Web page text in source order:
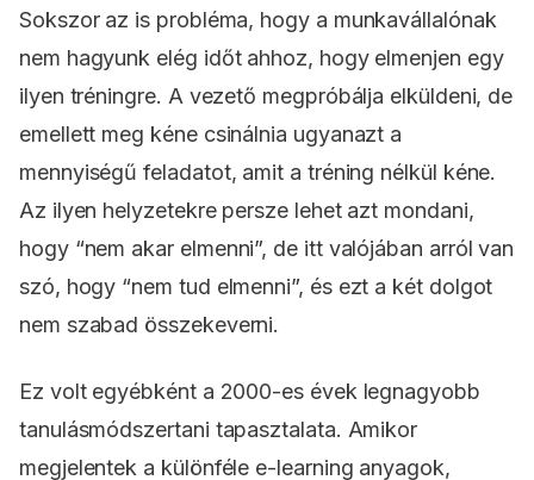
Sokszor az is probléma, hogy a munkavállalónak
nem hagyunk elég időt ahhoz, hogy elmenjen egy
ilyen tréningre. A vezető megpróbálja elküldeni, de
emellett meg kéne csinálnia ugyanazt a
mennyiségű feladatot, amit a tréning nélkül kéne.
Az ilyen helyzetekre persze lehet azt mondani,
hogy “nem akar elmenni”, de itt valójában arról van
szó, hogy “nem tud elmenni”, és ezt a két dolgot
nem szabad összekeverni.
Ez volt egyébként a 2000-es évek legnagyobb
tanulásmódszertani tapasztalata. Amikor
megjelentek a különféle e-learning anyagok,